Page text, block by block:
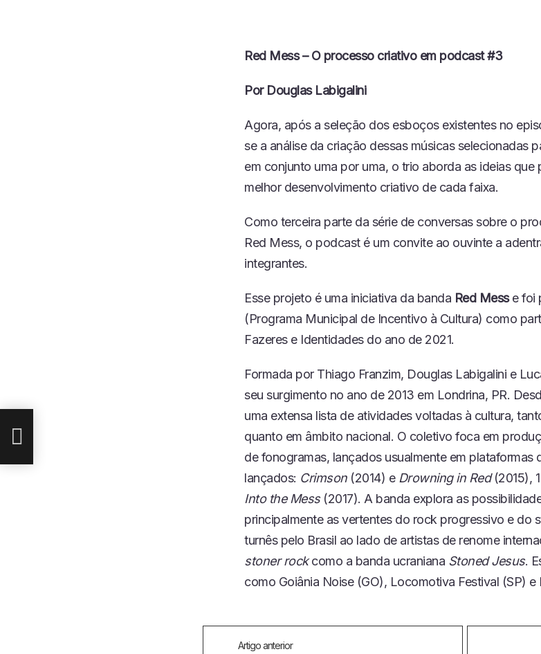
R
S
Ó
D
O
INCORPO
Red Mess – O processo criativo em podcast #3
Por Douglas Labigalini
Agora, após a seleção dos esboços existentes no
se a análise da criação dessas músicas selecionadas
em conjunto uma por uma, o trio aborda as ideias que
melhor desenvolvimento criativo de cada faixa.
Como terceira parte da série de conversas sobre o
Red Mess, o podcast é um convite ao ouvinte a
integrantes.
Esse projeto é uma iniciativa da banda Red Messe foi
(Programa Municipal de Incentivo à Cultura) como
Fazeres e Identidades do ano de 2021.
Formada por Thiago Franzim, Douglas Labigalini e
seu surgimento no ano de 2013 em Londrina, PR.
uma extensa lista de atividades voltadas à cultura,
quanto em âmbito nacional. O coletivo foca em
de fonogramas, lançados usualmente em plataformas
lançados: Crimson (2014) e Drowning in Red(2015), 1
Into the Mess(2017). A banda explora as
principalmente as vertentes do rock progressivo e do
turnês pelo Brasil ao lado de artistas de renome
stoner rockcomo a banda ucraniana Stoned Jesus.
como Goiânia Noise (GO), Locomotiva Festival (SP) e
Artigo anterior